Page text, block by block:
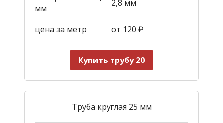
мм
2,8 мм
цена за метр от 120 ₽
Купить трубу 20
Труба круглая 25 мм